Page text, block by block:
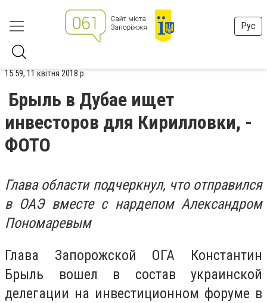
Рус
15:59, 11 квітня 2018 р.
Брыль в Дубае ищет
инвесторов для Кирилловки, -
ФОТО
Глава области подчеркнул, что отправился
в ОАЭ вместе с нардепом Александром
Пономаревым
Глава Запорожской ОГА Константин
Брыль вошел в состав украинской
делегации на инвестиционном форуме в